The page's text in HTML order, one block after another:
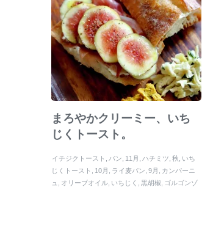
まろやかクリーミー、いち
じくトースト。
イチジクトースト パン 11月 ハチミツ 秋 いち
じくトースト
10月 ライ麦パン 9月
カンパーニ
ュ
オリーブオイル いちじく 黒胡椒
ゴルゴンゾ